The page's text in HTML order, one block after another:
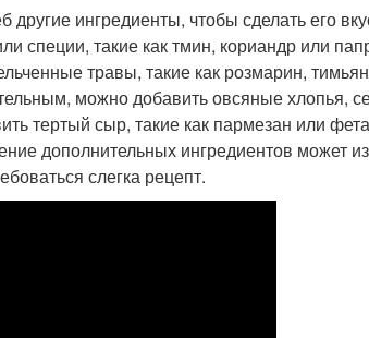
ингредиенты, чтобы сделать его
специи, такие как тмин, кориандр или
травы, такие как розмарин,
можно добавить овсяные хлопья,
тертый сыр, такие как пармезан или
дополнительных ингредиентов может
слегка рецепт.